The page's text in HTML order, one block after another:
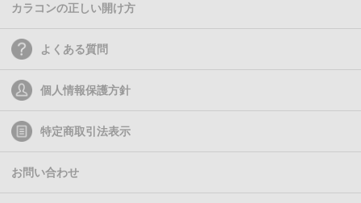
カラコンの正しい開け方
よくある質問
個人情報保護方針
特定商取引法表示
お問い合わせ